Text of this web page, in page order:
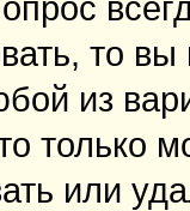
то
из
только
или